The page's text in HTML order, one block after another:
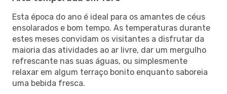
Esta época do ano é ideal para os amantes de céus
ensolarados e bom tempo. As temperaturas durante
estes meses convidam os visitantes a disfrutar da
maioria das atividades ao ar livre, dar um mergulho
refrescante nas suas águas, ou simplesmente
relaxar em algum terraço bonito enquanto saboreia
uma bebida fresca.